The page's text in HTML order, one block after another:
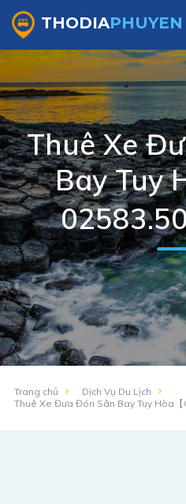
THODIAPHUYEN
Thuê Xe
Bay Tuy
Trang chủ
Dịch Vụ Du Lịch
Thuê Xe Đưa Đón Sân Bay Tuy Hòa【